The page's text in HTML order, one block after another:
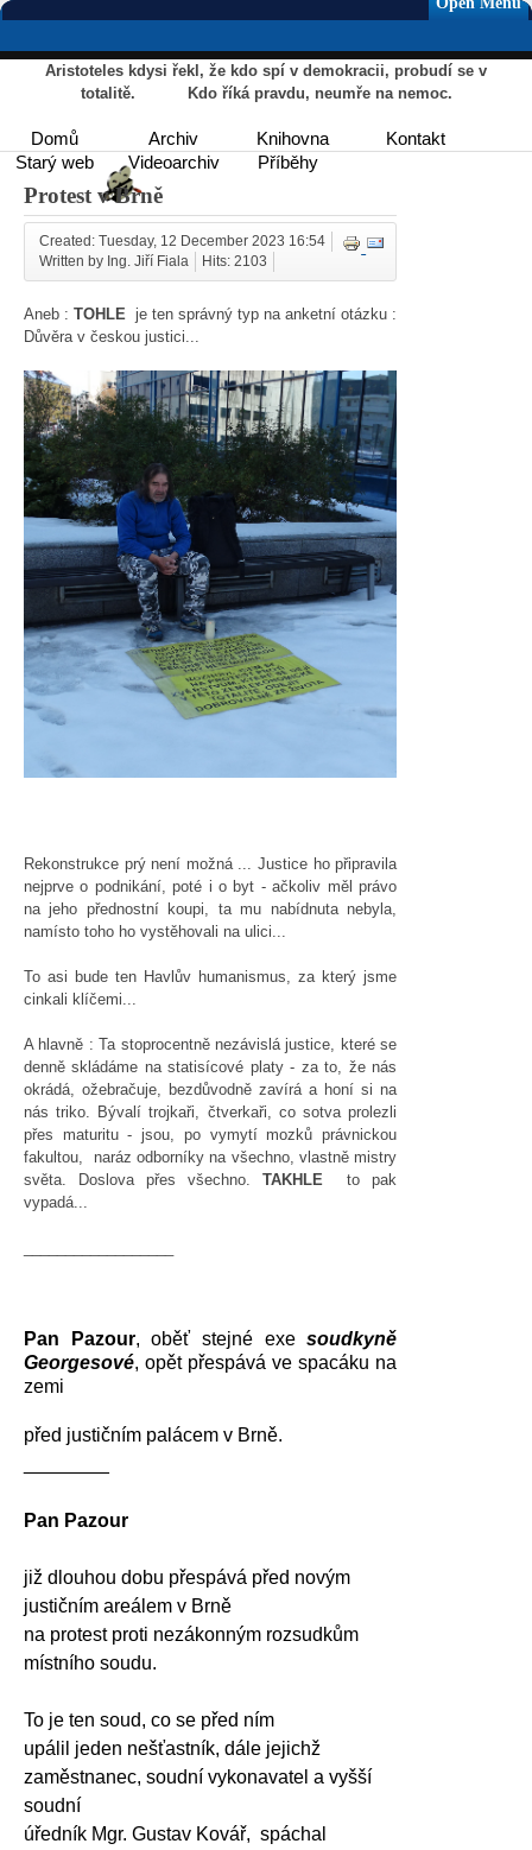
Aristoteles kdysi řekl, že kdo spí v demokracii, probudí se v
totalitě. Kdo říká pravdu, neumře na nemoc.
Domů Archiv Knihovna
Kontakt
Starý web
Videoarchiv Příběhy
Protest v Brně
Created: Tuesday, 12 December 2023 16:54
Written by Ing. Jiří Fiala
Hits: 2103
Aneb : TOHLE je ten správný typ na anketní otázku :
Důvěra v českou justici...
Rekonstrukce prý není možná ... Justice ho připravila
nejprve o podnikání, poté i o byt - ačkoliv měl právo
na jeho přednostní koupi, ta mu nabídnuta nebyla,
namísto toho ho vystěhovali na ulici...
To asi bude ten Havlův humanismus, za který jsme
cinkali klíčemi...
A hlavně : Ta stoprocentně nezávislá justice, které se
denně skládáme na statisícové platy - za to, že nás
okrádá, ožebračuje, bezdůvodně zavírá a honí si na
nás triko. Bývalí trojkaři, čtverkaři, co sotva prolezli
přes maturitu - jsou, po vymytí mozků právnickou
fakultou, naráz odborníky na všechno, vlastně mistry
světa. Doslova přes všechno. TAKHLE to pak
vypadá...
Pan Pazour, oběť stejné exesoudkyně
Georgesové, opět přespává ve spacáku na
zemi
před justičním palácem v Brně.
Pan Pazour
již dlouhou dobu přespává před novým
justičním areálem v Brně
na protest proti nezákonným rozsudkům
místního soudu.
To je ten soud, co se před ním
upálil jeden nešťastník, dále jejichž
zaměstnanec, soudní vykonavatel a vyšší
soudní
úředník Mgr. Gustav Kovář, spáchal